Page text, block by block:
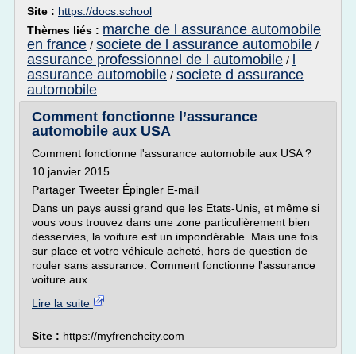
Site : https://docs.school
Thèmes liés : marche de l assurance automobile
en france / societe de l assurance automobile /
assurance professionnel de l automobile /
assurance automobile / societe d assurance
automobile
Comment fonctionne l’assurance
automobile aux USA
Comment fonctionne l'assurance automobile aux USA ?
10 janvier 2015
Partager Tweeter Épingler E-mail
Dans un pays aussi grand que les Etats-Unis, et même si
vous vous trouvez dans une zone particulièrement bien
desservies, la voiture est un impondérable. Mais une fois
sur place et votre véhicule acheté, hors de question de
rouler sans assurance. Comment fonctionne l'assurance
voiture aux...
Lire la suite
Site : https://myfrenchcity.com